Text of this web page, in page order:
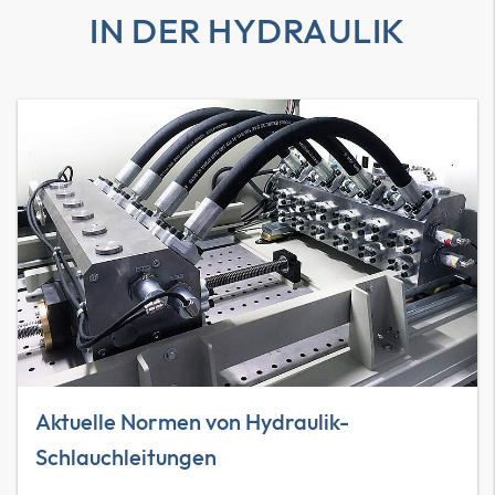
IN DER HYDRAULIK
Aktuelle Normen von Hydraulik-
Schlauchleitungen